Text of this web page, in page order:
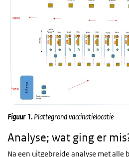
Figuur 1. Plattegrond vaccinatielocatie
Analyse; wat ging er
Na een uitgebreide analyse met alle